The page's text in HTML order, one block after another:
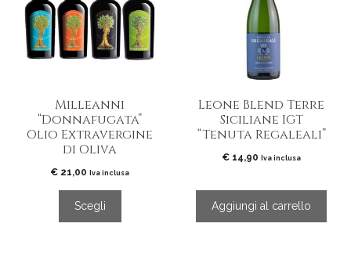
Milleanni
“Donnafugata”
Olio Extravergine
di Oliva
€21,00 Iva inclusa
Scegli
più
varianti.
Le
opzioni
nella
pagina
prodotto
Leone Blend Terre
Siciliane IGT
“Tenuta Regaleali”
€14,90 Iva inclusa
Aggiungi al carrello